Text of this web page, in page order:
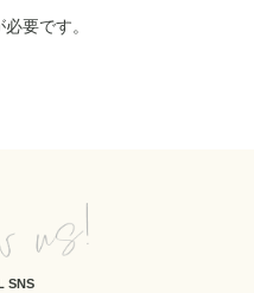
必要です。
SNS